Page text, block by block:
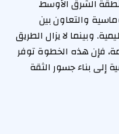
الشرق الأوسط.
والتعاون بين
وبينما لا يزال الطريق
فإن هذه الخطوة توفر
إلى بناء جسور الثقة